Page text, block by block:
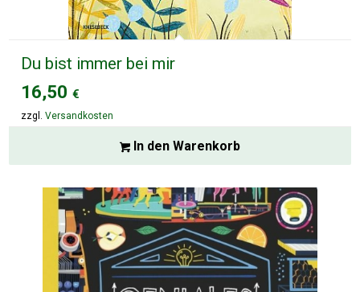
Du bist immer bei mir
16,50€
zzgl.Versandkosten
In den Warenkorb